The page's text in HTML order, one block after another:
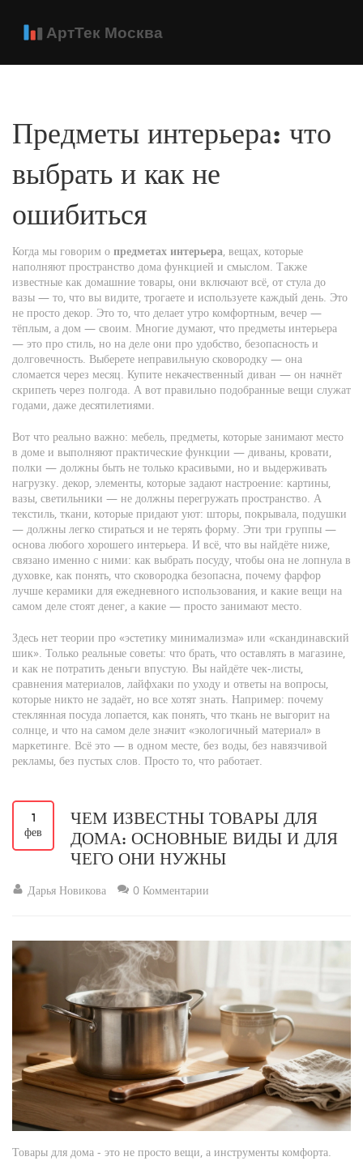
Предметы интерьера: что
выбрать и как не
ошибиться
Когда мы говорим о предметах интерьера, вещах, которые
наполняют пространство дома функцией и смыслом. Также
известные как домашние товары, они включают всё, от стула до
вазы — то, что вы видите, трогаете и используете каждый день. Это
не просто декор. Это то, что делает утро комфортным, вечер —
тёплым, а дом — своим. Многие думают, что предметы интерьера
— это про стиль, но на деле они про удобство, безопасность и
долговечность. Выберете неправильную сковородку — она
сломается через месяц. Купите некачественный диван — он начнёт
скрипеть через полгода. А вот правильно подобранные вещи служат
годами, даже десятилетиями.
Вот что реально важно: мебель, предметы, которые занимают место
в доме и выполняют практические функции — диваны, кровати,
полки — должны быть не только красивыми, но и выдерживать
нагрузку. декор, элементы, которые задают настроение: картины,
вазы, светильники — не должны перегружать пространство. А
текстиль, ткани, которые придают уют: шторы, покрывала, подушки
— должны легко стираться и не терять форму. Эти три группы —
основа любого хорошего интерьера. И всё, что вы найдёте ниже,
связано именно с ними: как выбрать посуду, чтобы она не лопнула в
духовке, как понять, что сковородка безопасна, почему фарфор
лучше керамики для ежедневного использования, и какие вещи на
самом деле стоят денег, а какие — просто занимают место.
Здесь нет теории про «эстетику минимализма» или «скандинавский
шик». Только реальные советы: что брать, что оставлять в магазине,
и как не потратить деньги впустую. Вы найдёте чек-листы,
сравнения материалов, лайфхаки по уходу и ответы на вопросы,
которые никто не задаёт, но все хотят знать. Например: почему
стеклянная посуда лопается, как понять, что ткань не выгорит на
солнце, и что на самом деле значит «экологичный материал» в
маркетинге. Всё это — в одном месте, без воды, без навязчивой
рекламы, без пустых слов. Просто то, что работает.
1
фев
ЧЕМ ИЗВЕСТНЫ ТОВАРЫ ДЛЯ
ДОМА: ОСНОВНЫЕ ВИДЫ И ДЛЯ
ЧЕГО ОНИ НУЖНЫ
Дарья Новикова 0 Комментарии
Товары для дома - это не просто вещи, а инструменты комфорта.